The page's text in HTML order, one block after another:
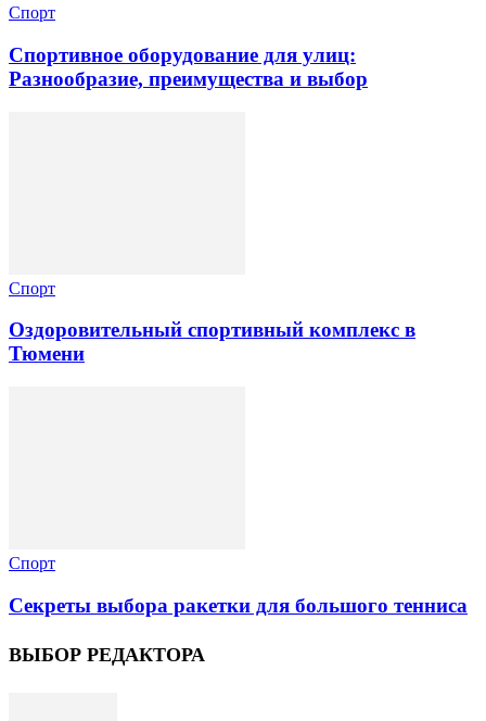
Спорт
Спортивное оборудование для улиц:
Разнообразие, преимущества и выбор
Спорт
Оздоровительный спортивный комплекс в
Тюмени
Спорт
Секреты выбора ракетки для большого тенниса
ВЫБОР РЕДАКТОРА